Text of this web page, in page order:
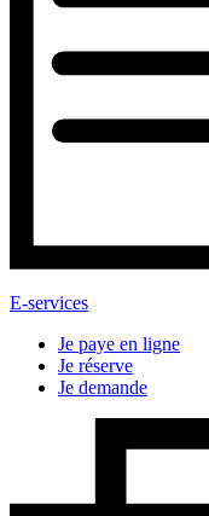
E-services
Je paye en ligne
Je réserve
Je demande